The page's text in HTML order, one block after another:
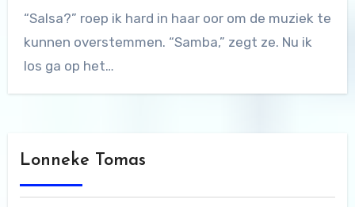
“Salsa?” roep ik hard in haar oor om de muziek te
kunnen overstemmen. “Samba,” zegt ze. Nu ik
los ga op het…
Lonneke Tomas